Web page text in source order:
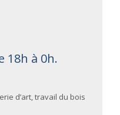
18h à 0h.
d’art, travail du bois